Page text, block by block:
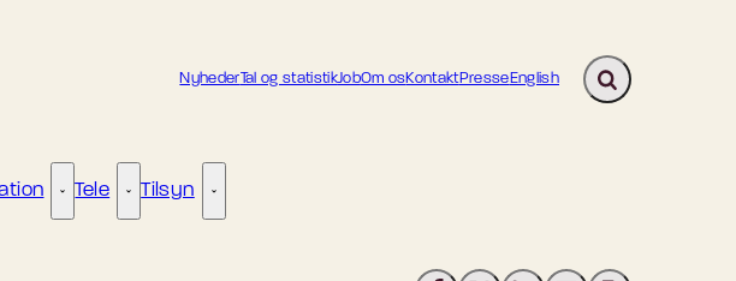
NyhederTal og statistikJobOm osKontaktPresseEnglish Fold søgefelt ud
links Digital transformation - Flere links
Tele Tele - Flere links
Tilsyn Tilsyn - Flere links